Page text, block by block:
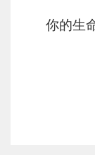
你的生